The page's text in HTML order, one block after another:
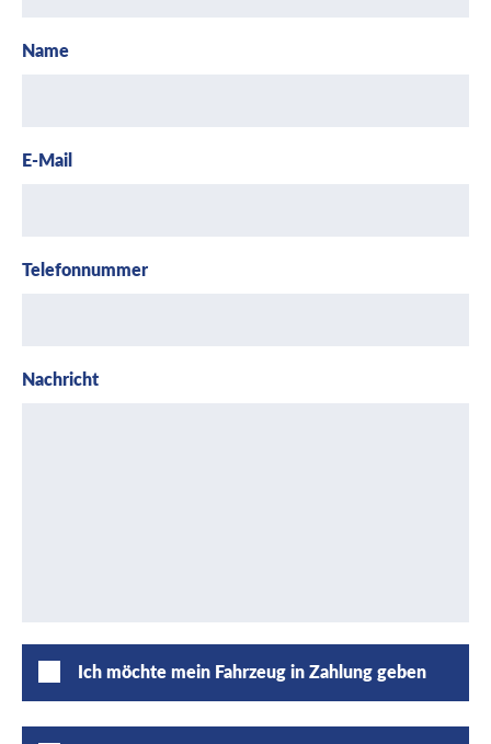
Name
E-Mail
Telefonnummer
Nachricht
Ich möchte mein Fahrzeug in Zahlung geben